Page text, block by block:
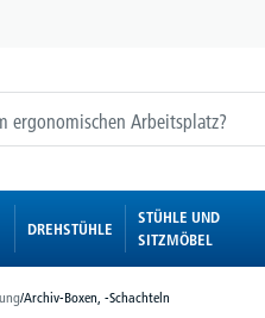
DREHSTÜHLE
STÜHLE UND
SITZMÖBEL
/Archiv-Boxen, -Schachteln